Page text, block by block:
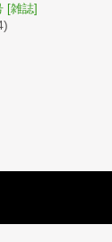
[雑誌]